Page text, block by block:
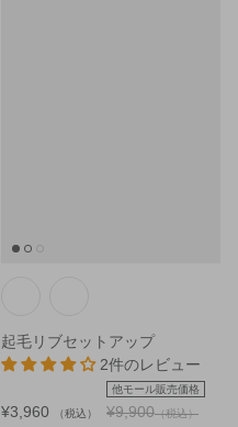
起毛リブセットアップ
2件のレビュー
¥3,960 （税込）
他モール販売価格
¥9,900（税込）